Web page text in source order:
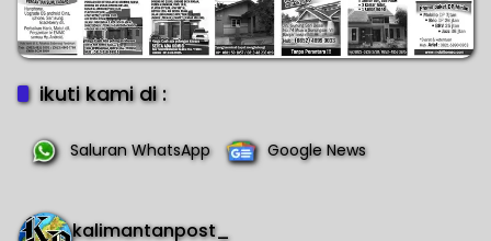
ikuti kami di :
Saluran WhatsApp Google News
kalimantanpost_